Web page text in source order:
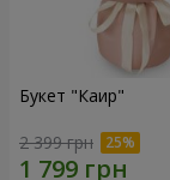
Букет "Каир"
2 399 грн